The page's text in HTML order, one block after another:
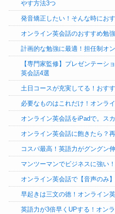
やす方法3つ
発音矯正したい！そんな時にお
オンライン英会話のおすすめ勉
計画的な勉強に最適！担任制オ
【専門家監修】プレゼンテーシ
英会話4選
土日コースが充実してる！おす
必要なものはこれだけ！オンラ
オンライン英会話をiPadで。ス
オンライン英会話に飽きたら？
コスパ最高！英語力がグングン
マンツーマンでビジネスに強い
オンライン英会話で【音声のみ
早起きは三文の徳！オンライン
英語力が3倍早くUPする！オン